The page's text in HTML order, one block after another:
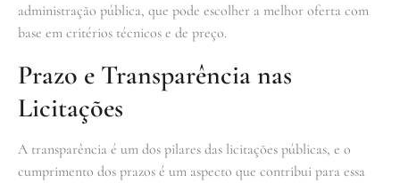
administração pública, que pode escolher a melhor oferta com
base em critérios técnicos e de preço.
Prazo e Transparência nas
Licitações
A transparência é um dos pilares das licitações públicas, e o
cumprimento dos prazos é um aspecto que contribui para essa